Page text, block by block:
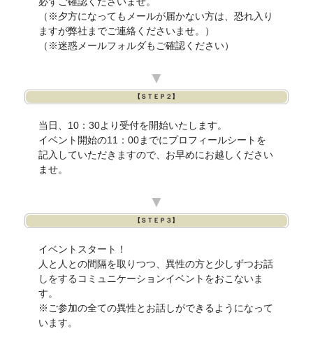
（※夕方になってもメールが届かない方は、恐れ入り
ますが弊社までご連絡くださいませ。）
（※迷惑メールフォルダもご確認ください）
▼
【ＳＴＥＰ２】
当日、10：30より受付を開始いたします。
イベント開始の11：00までにプロフィールシートを
記入していただきますので、お早めにお越しください
ませ。
▼
【ＳＴＥＰ３】
イベントスタート！
人と人との間隔を取りつつ、異性の方と少しずつお話
しをするコミュニケーションイベントをおこないま
す。
※ご参加の全ての異性とお話しができるようになって
います。